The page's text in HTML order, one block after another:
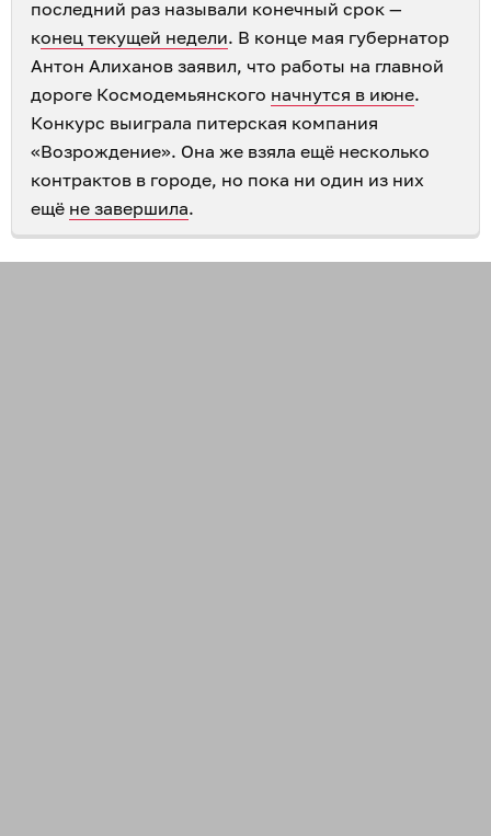
последний раз называли конечный срок —
конец текущей недели. В конце мая губернатор
Антон Алиханов заявил, что работы на главной
дороге Космодемьянского начнутся в июне.
Конкурс выиграла питерская компания
«Возрождение». Она же взяла ещё несколько
контрактов в городе, но пока ни один из них
ещё не завершила.